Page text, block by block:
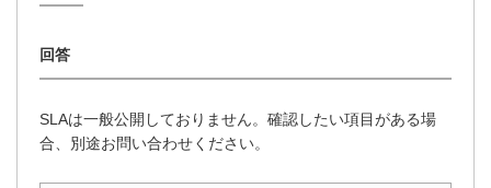
SLAは一般公開しておりません。確認したい項目がある場
合、別途お問い合わせください。